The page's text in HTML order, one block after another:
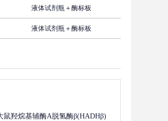
液体试剂瓶＋酶标板
液体试剂瓶＋酶标板
鼠羟烷基辅酶A脱氢酶β(HADHβ)